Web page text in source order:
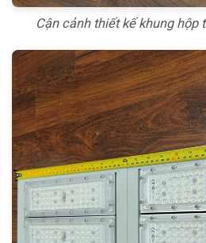
Cận cảnh thiết kế khung hộp